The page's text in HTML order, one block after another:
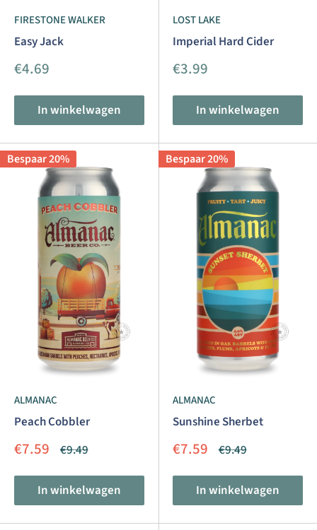
FIRESTONE WALKER
Easy Jack
Aanbiedingsprijs
€4.69
In winkelwagen
LOST LAKE
Imperial Hard Cider
Aanbiedingsprijs
€3.99
In winkelwagen
Bespaar 20%
ALMANAC
Peach Cobbler
Aanbiedingsprijs
€7.59 Normale
€9.49
In winkelwagen
Bespaar 20%
ALMANAC
Sunshine Sherbet
Aanbiedingsprijs
€7.59 Normale
€9.49
In winkelwagen